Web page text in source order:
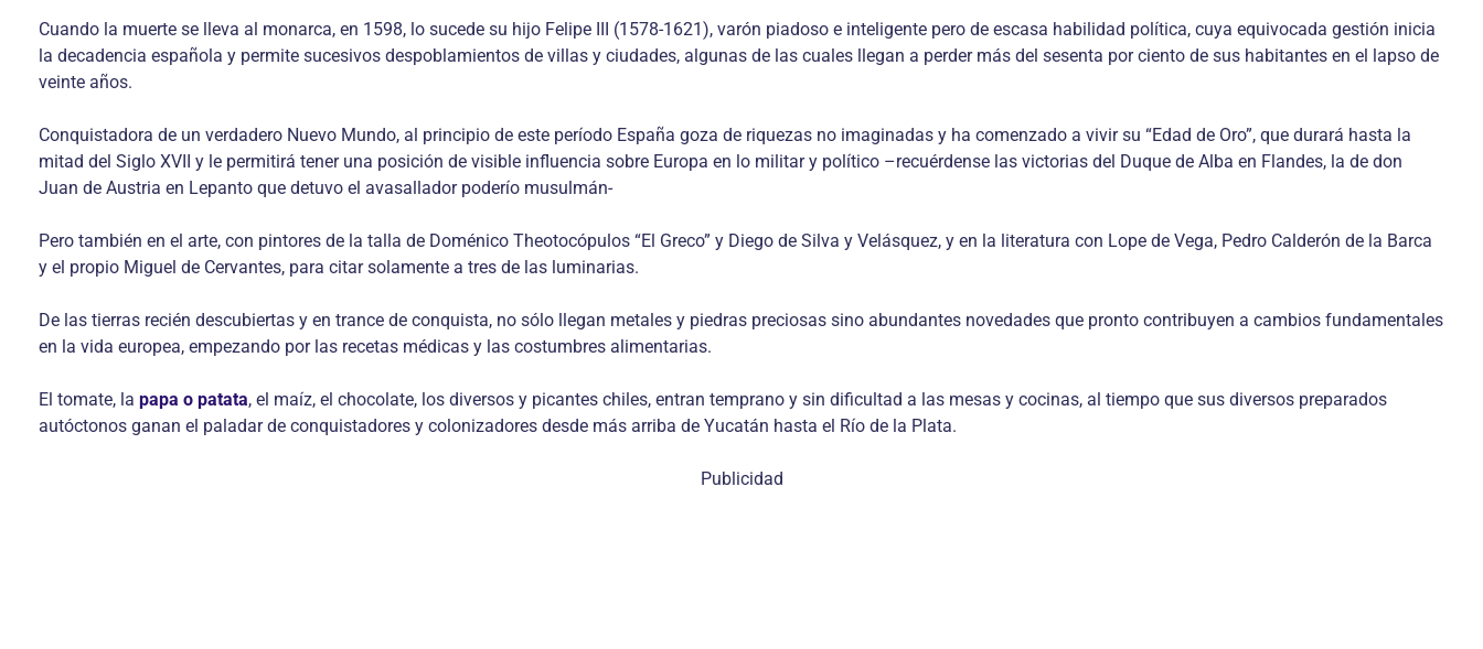
Cuando la muerte se lleva al monarca, en 1598, lo sucede su hijo Felipe III (1578-1621), varón piadoso e inteligente pero de escasa habilidad política, cuya equivocada gestión inicia
la decadencia española y permite sucesivos despoblamientos de villas y ciudades, algunas de las cuales llegan a perder más del sesenta por ciento de sus habitantes en el lapso de
veinte años.
Conquistadora de un verdadero Nuevo Mundo, al principio de este período España goza de riquezas no imaginadas y ha comenzado a vivir su “Edad de Oro”, que durará hasta la
mitad del Siglo XVII y le permitirá tener una posición de visible influencia sobre Europa en lo militar y político –recuérdense las victorias del Duque de Alba en Flandes, la de don
Juan de Austria en Lepanto que detuvo el avasallador poderío musulmán-
Pero también en el arte, con pintores de la talla de Doménico Theotocópulos “El Greco” y Diego de Silva y Velásquez, y en la literatura con Lope de Vega, Pedro Calderón de la Barca
y el propio Miguel de Cervantes, para citar solamente a tres de las luminarias.
De las tierras recién descubiertas y en trance de conquista, no sólo llegan metales y piedras preciosas sino abundantes novedades que pronto contribuyen a cambios fundamentales
en la vida europea, empezando por las recetas médicas y las costumbres alimentarias.
El tomate, la papa o patata, el maíz, el chocolate, los diversos y picantes chiles, entran temprano y sin dificultad a las mesas y cocinas, al tiempo que sus diversos preparados
autóctonos ganan el paladar de conquistadores y colonizadores desde más arriba de Yucatán hasta el Río de la Plata.
Publicidad